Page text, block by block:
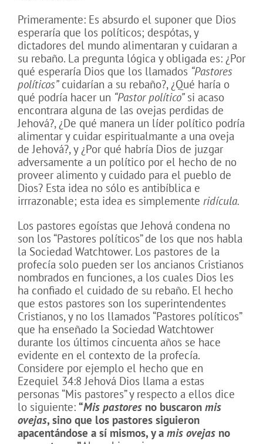
Primeramente: Es absurdo el suponer que Dios
esperaría que los políticos; despótas, y
dictadores del mundo alimentaran y cuidaran a
su rebaño. La pregunta lógica y obligada es: ¿Por
qué esperaría Dios que los llamados “Pastores
políticos”cuidarían a su rebaño?, ¿Qué haría o
qué podría hacer un “Pastor político”si acaso
encontrara alguna de las ovejas perdidas de
Jehová?, ¿De qué manera un líder político podría
alimentar y cuidar espiritualmante a una oveja
de Jehová?, y ¿Por qué habría Dios de juzgar
adversamente a un político por el hecho de no
proveer alimento y cuidado para el pueblo de
Dios? Esta idea no sólo es antibíblica e
irrrazonable; esta idea es simplemente ridícula.
Los pastores egoístas que Jehová condena no
son los “Pastores políticos” de los que nos habla
la Sociedad Watchtower. Los pastores de la
profecía solo pueden ser los ancianos Cristianos
nombrados en funciones, a los cuales Dios les
ha confiado el cuidado de su rebaño. El hecho
que estos pastores son los superintendentes
Cristianos, y no los llamados “Pastores políticos”
que ha enseñado la Sociedad Watchtower
durante los últimos cincuenta años se hace
evidente en el contexto de la profecía.
Considere por ejemplo el hecho que en
Ezequiel 34:8 Jehová Dios llama a estas
personas “Mis pastores” y respecto a ellos dice
lo siguiente: “Mis pastores no buscaron mis
ovejas, sino que los pastores siguieron
apacentándose a sí mismos, y a mis ovejas no